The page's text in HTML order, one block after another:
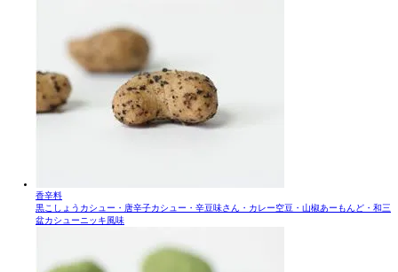
香辛料
黒こしょうカシュー・唐辛子カシュー・辛豆味さん・カレー空豆・山椒あーもんど・和三
盆カシューニッキ風味